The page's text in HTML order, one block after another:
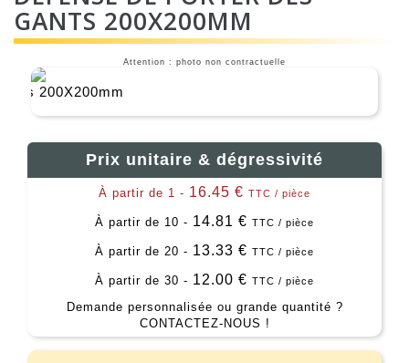
GANTS 200X200MM
Attention : photo non contractuelle
Prix unitaire & dégressivité
À partir de 1 - 16.45 € TTC / pièce
À partir de 10 - 14.81 € TTC / pièce
À partir de 20 - 13.33 € TTC / pièce
À partir de 30 - 12.00 € TTC / pièce
Demande personnalisée ou grande quantité ?
CONTACTEZ-NOUS !